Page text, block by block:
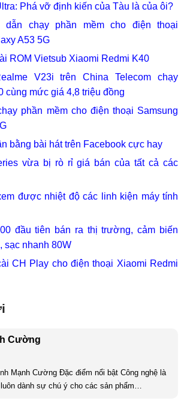
Phá vỡ định kiến của Tàu là của ôi?
dẫn chạy phần mềm cho điện thoại
A53 5G
ROM Vietsub Xiaomi Redmi K40
V23i trên China Telecom chạy
cùng mức giá 4,8 triệu đồng
phần mềm cho điện thoại Samsung
bằng bài hát trên Facebook cực hay
vừa bị rò rỉ giá bán của tất cả các
được nhiệt độ các linh kiện máy tính
đầu tiên bán ra thị trường, cảm biến
sạc nhanh 80W
CH Play cho điện thoại Xiaomi Redmi
Cường
điểm nổi bật Công nghệ là
dành sự chú ý cho các sản phẩm